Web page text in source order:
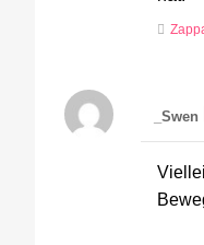
_Swen